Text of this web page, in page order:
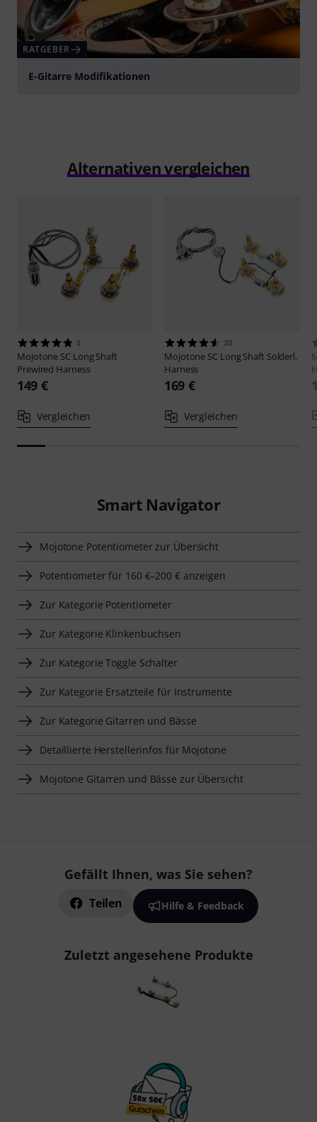
RATGEBER
E-Gitarre Modifikationen
Alternativen vergleichen
5
Mojotone SC Long Shaft
Prewired Harness
149 €
Vergleichen
20
Mojotone SC Long Shaft Solderl.
Harness
169 €
Vergleichen
Smart Navigator
Mojotone Potentiometer zur Übersicht
Potentiometer für 160 €–200 € anzeigen
Zur Kategorie Potentiometer
Zur Kategorie Klinkenbuchsen
Zur Kategorie Toggle Schalter
Zur Kategorie Ersatzteile für Instrumente
Zur Kategorie Gitarren und Bässe
Detaillierte Herstellerinfos für Mojotone
Mojotone Gitarren und Bässe zur Übersicht
Gefällt Ihnen, was Sie sehen?
Teilen Hilfe & Feedback
Zuletzt angesehene Produkte